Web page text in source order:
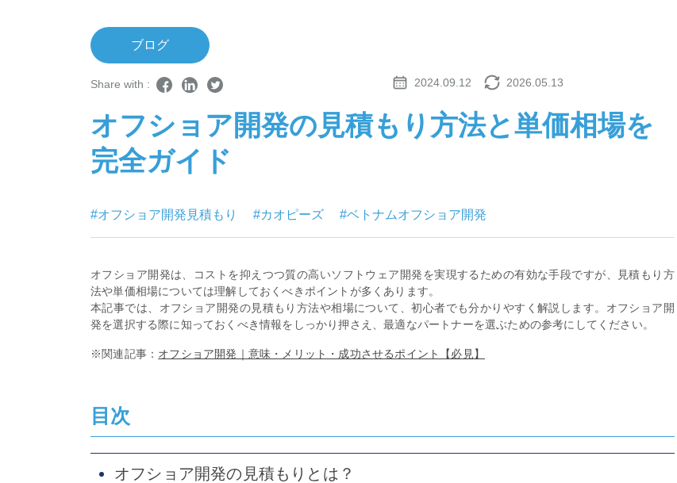
ブログ
Share with : 2024.09.12 2026.05.13
オフショア開発の見積もり方法と単価相場を
完全ガイド
#オフショア開発見積もり #カオピーズ #ベトナムオフショア開発
オフショア開発は、コストを抑えつつ質の高いソフトウェア開発を実現するための有効な手段ですが、見積もり方
法や単価相場については理解しておくべきポイントが多くあります。
本記事では、オフショア開発の見積もり方法や相場について、初心者でも分かりやすく解説します。オフショア開
発を選択する際に知っておくべき情報をしっかり押さえ、最適なパートナーを選ぶための参考にしてください。
※関連記事： オフショア開発｜意味・メリット・成功させるポイント【必見】
目次
オフショア開発の見積もりとは？